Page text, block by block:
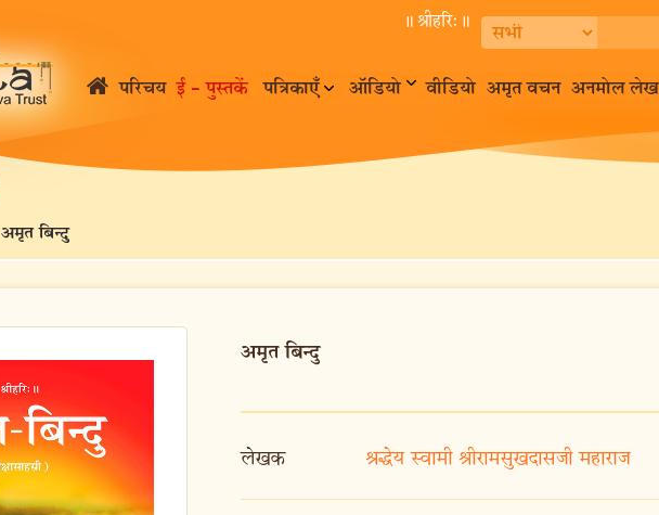
॥ श्रीहरि:॥
परिचय ई – पुस्तकें पत्रिकाएँ ऑडियो वीडियो अमृत वचन अनमोल लेख
अमृत बिन्दु
अमृत बिन्दु
लेखक श्रद्धेय स्वामी श्रीरामसुखदासजी महाराज